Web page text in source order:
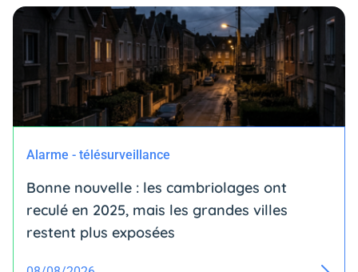
Alarme - télésurveillance
Bonne nouvelle : les cambriolages ont
reculé en 2025, mais les grandes villes
restent plus exposées